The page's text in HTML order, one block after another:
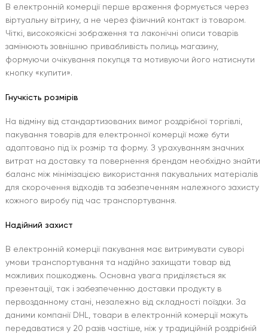
В електронній комерції перше враження формується через
віртуальну вітрину, а не через фізичний контакт із товаром.
Чіткі, високоякісні зображення та лаконічні описи товарів
замінюють зовнішню привабливість полиць магазину,
формуючи очікування покупця та мотивуючи його натиснути
кнопку «купити».
Гнучкість розмірів
На відміну від стандартизованих вимог роздрібної торгівлі,
пакування товарів для електронної комерції може бути
адаптовано під їх розмір та форму. З урахуванням значних
витрат на доставку та повернення брендам необхідно знайти
баланс між мінімізацією використання пакувальних матеріалів
для скорочення відходів та забезпеченням належного захисту
кожного виробу під час транспортування.
Надійний захист
В електронній комерції пакування має витримувати суворі
умови транспортування та надійно захищати товар від
можливих пошкоджень. Основна увага приділяється як
презентації, так і забезпеченню доставки продукту в
первозданному стані, незалежно від складності поїздки. За
даними компанії DHL, товари в електронній комерції можуть
передаватися у 20 разів частіше, ніж у традиційній роздрібній